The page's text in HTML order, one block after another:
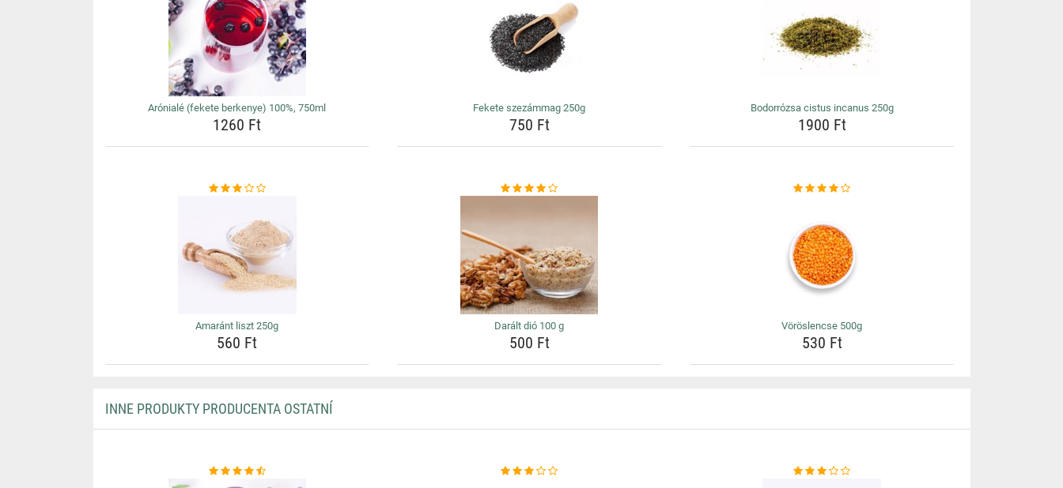
Arónialé (fekete berkenye) 100%, 750ml
1260 Ft
Fekete szezámmag 250g
750 Ft
Bodorrózsa cistus incanus 250g
1900 Ft
Amaránt liszt 250g
560 Ft
Darált dió 100 g
500 Ft
Vöröslencse 500g
530 Ft
INNE PRODUKTY PRODUCENTA OSTATNÍ